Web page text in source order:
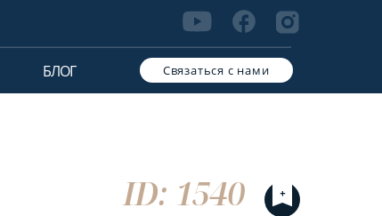
БЛОГ Связаться с нами
ID: 1540